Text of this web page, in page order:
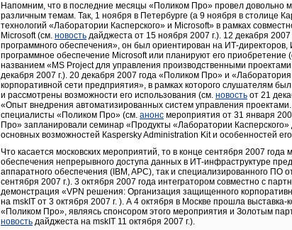
Напомним, что в последние месяцы «Поликом Про» провел довольно
различным темам. Так, 1 ноября в Петербурге (а 9 ноября в столице
технологий «Лаборатории Касперского» и Microsoft» в рамках
Microsoft (см. новость дайджеста от 15 ноября 2007 г.). 12 декабря
программного обеспечения», он был ориентирован на ИТ-
программное обеспечение Microsoft или планируют его приобретение
названием «MS Project для управления производственными
декабря 2007 г.). 20 декабря 2007 года «Поликом Про» и
корпоративной сети предприятия», в рамках которого слушателям
и рассмотрены возможности его использования (см. новость от 21
«Опыт внедрения автоматизированных систем управления
специалисты «Поликом Про» (см. анонс мероприятия от 31 января
Про» запланировали семинар «Продукты «Лаборатории
основных возможностей Каspersky Administration Kit и особенностей
Что касается московских мероприятий, то в конце сентября 2007
обеспечения непрерывного доступа данных в ИТ-инфраструктуре
аппаратного обеспечения (IBM, APC), так и специализированного ПО
сентября 2007 г.). 3 октября 2007 года интегратором совместно с
демонстрация «VPN решения: Организация защищенного
на mskIT от 3 октября 2007 г. ). А 4 октября в Москве прошла
«Поликом Про», являясь спонсором этого мероприятия и Золотым
новость дайджеста на mskIT 11 октября 2007 г.).